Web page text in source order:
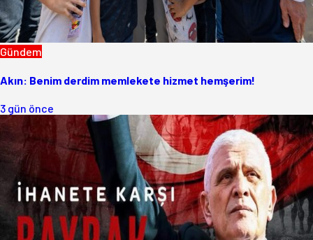
Gündem
Akın: Benim derdim memlekete hizmet hemşerim!
3 gün önce